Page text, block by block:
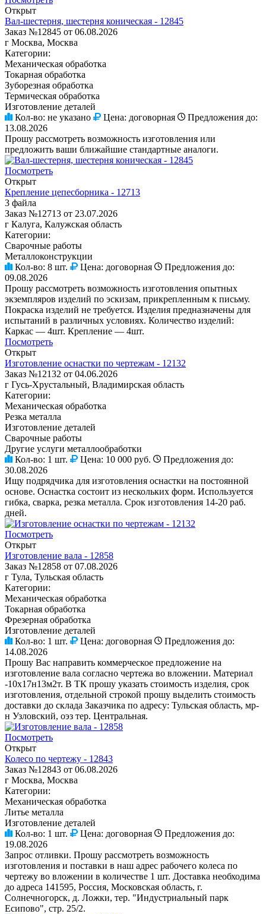
Открыт
Вал-шестерня, шестерня коническая - 12845
Заказ №12845 от 06.08.2026
г Москва, Москва
Категории:
Механическая обработка
Токарная обработка
Зуборезная обработка
Термическая обработка
Изготовление деталей
Кол-во: не указано Цена: договорная
Предложения до:
13.08.2026
Прошу рассмотреть возможность изготовления или
предложить ваши ближайшие стандартные аналоги.
Посмотреть
Открыт
Крепление цепесборника - 12713
3 файла
Заказ №12713 от 23.07.2026
г Калуга, Калужская область
Категории:
Сварочные работы
Металлоконструкции
Кол-во: 8 шт. Цена: договорная
Предложения до:
09.08.2026
Прошу рассмотреть возможность изготовления опытных
экземпляров изделий по эскизам, прикрепленным к письму.
Покраска изделий не требуется. Изделия предназначены для
испытаний в различных условиях. Количество изделий:
Каркас — 4шт. Крепление — 4шт.
Посмотреть
Открыт
Изготовление оснастки по чертежам - 12132
Заказ №12132 от 04.06.2026
г Гусь-Хрустальный, Владимирская область
Категории:
Механическая обработка
Резка металла
Изготовление деталей
Сварочные работы
Другие услуги металлообработки
Кол-во: 1 шт. Цена: 10 000 руб.
Предложения до:
30.08.2026
Ищу подрядчика для изготовления оснастки на постоянной
основе. Оснастка состоит из нескольких форм. Используется
гибка, сварка, резка металла. Срок изготовления 14-20 раб.
дней.
Посмотреть
Открыт
Изготовление вала - 12858
Заказ №12858 от 07.08.2026
г Тула, Тульская область
Категории:
Механическая обработка
Токарная обработка
Фрезерная обработка
Изготовление деталей
Кол-во: 1 шт. Цена: договорная
Предложения до:
14.08.2026
Прошу Вас направить коммерческое предложение на
изготовление вала согласно чертежа во вложении. Материал
-10х17н13м2т. В ТК прошу указать стоимость изделия, срок
изготовления, отдельной строкой прошу выделить стоимость
доставки до склада Заказчика по адресу: Тульская область, мр-
н Узловский, оэз тер. Центральная.
Посмотреть
Открыт
Колесо по чертежу - 12843
Заказ №12843 от 06.08.2026
г Москва, Москва
Категории:
Механическая обработка
Литье металла
Изготовление деталей
Кол-во: 1 шт. Цена: договорная
Предложения до:
19.08.2026
Запрос отливки. Прошу рассмотреть возможность
изготовления и поставки в наш адрес рабочего колеса по
чертежу во вложении в количестве 1 шт. Доставка необходима
до адреса 141595, Россия, Московская область, г.
Солнечногорск, д. Ложки, тер. "Индустриальный парк
Есипово", стр. 25/2.